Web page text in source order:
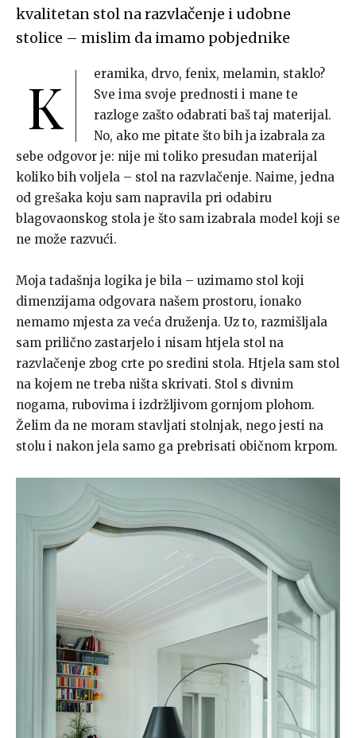
kvalitetan stol na razvlačenje i udobne
stolice – mislim da imamo pobjednike
K
eramika, drvo, fenix, melamin, staklo?
Sve ima svoje prednosti i mane te
razloge zašto odabrati baš taj materijal.
No, ako me pitate što bih ja izabrala za
sebe odgovor je: nije mi toliko presudan materijal
koliko bih voljela – stol na razvlačenje. Naime, jedna
od grešaka koju sam napravila pri odabiru
blagovaonskog stola je što sam izabrala model koji se
ne može razvući.
Moja tadašnja logika je bila – uzimamo stol koji
dimenzijama odgovara našem prostoru, ionako
nemamo mjesta za veća druženja. Uz to, razmišljala
sam prilično zastarjelo i nisam htjela stol na
razvlačenje zbog crte po sredini stola. Htjela sam stol
na kojem ne treba ništa skrivati. Stol s divnim
nogama, rubovima i izdržljivom gornjom plohom.
Želim da ne moram stavljati stolnjak, nego jesti na
stolu i nakon jela samo ga prebrisati običnom krpom.